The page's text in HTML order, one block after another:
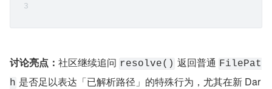
讨论亮点： 社区继续追问 resolve() 返回普通 FilePat
h 是否足以表达「已解析路径」的特殊行为，尤其在新 Dar